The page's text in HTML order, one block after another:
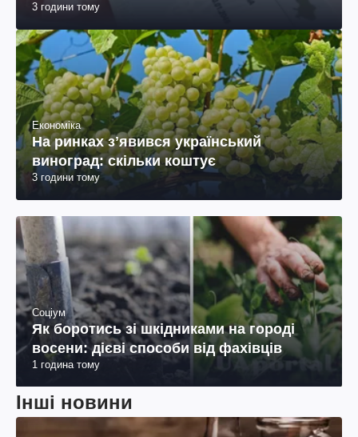
3 години тому
Економіка
На ринках зʼявився український
виноград: скільки коштує
3 години тому
Соціум
Як боротись зі шкідниками на городі
восени: дієві способи від фахівців
1 година тому
Інші новини